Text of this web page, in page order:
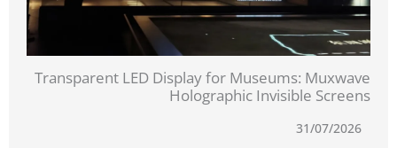
Transparent LED Display for Museums: Muxwave
Holographic Invisible Screens
31/07/2026